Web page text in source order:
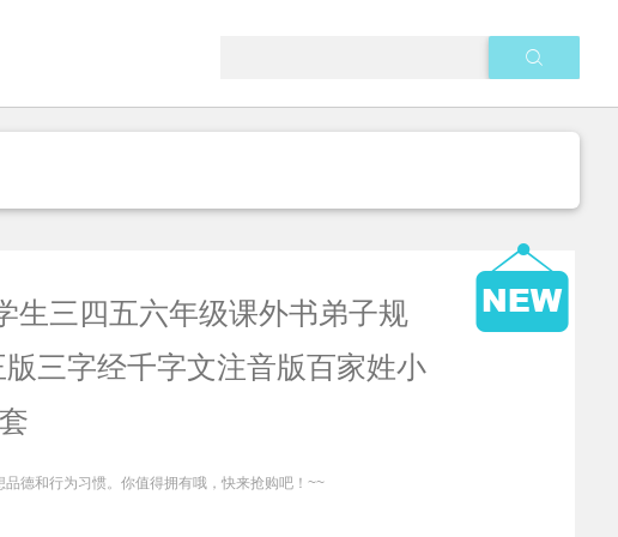
生三四五六年级课外书弟子规
三字经千字文注音版百家姓小
德和行为习惯。你值得拥有哦，快来抢购吧！~~